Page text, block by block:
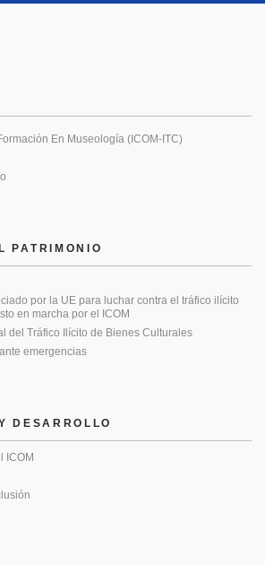
PATRIMONIO
por la UE para luchar contra el tráfico ilícito
en marcha por el ICOM
del Tráfico Ilícito de Bienes Culturales
emergencias
En Museología (ICOM-ITC)
DESARROLLO
ICOM